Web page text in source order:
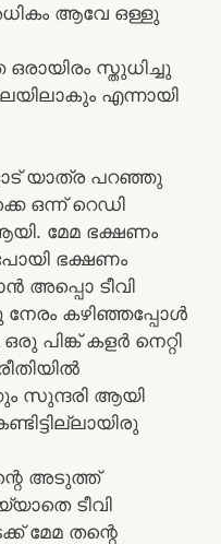
ആവേ ഒള്ളു
സ്തുധിച്ചു
എന്നായി
യാത്ര പറഞ്ഞു
ഒന്ന് റെഡി
മേമ ഭക്ഷണം
ഭക്ഷണം
അപ്പൊ ടീവി
കഴിഞ്ഞപ്പോൾ
പിങ്ക് കളർ നെറ്റി
സുന്ദരി ആയി
അടുത്ത്
ടീവി
മേമ തന്റെ